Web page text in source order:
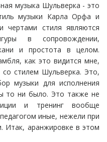
музыка Шульверка - это
музыки Карла Орфа и
чертами стиля являются
в сопровождении,
и простота в целом.
как это видится мне,
со стилем Шульверка. Это,
музыки для исполнения
то ни было. Это также не
и тренинг вообще
иные, нежели при
Итак, аранжировке в этом